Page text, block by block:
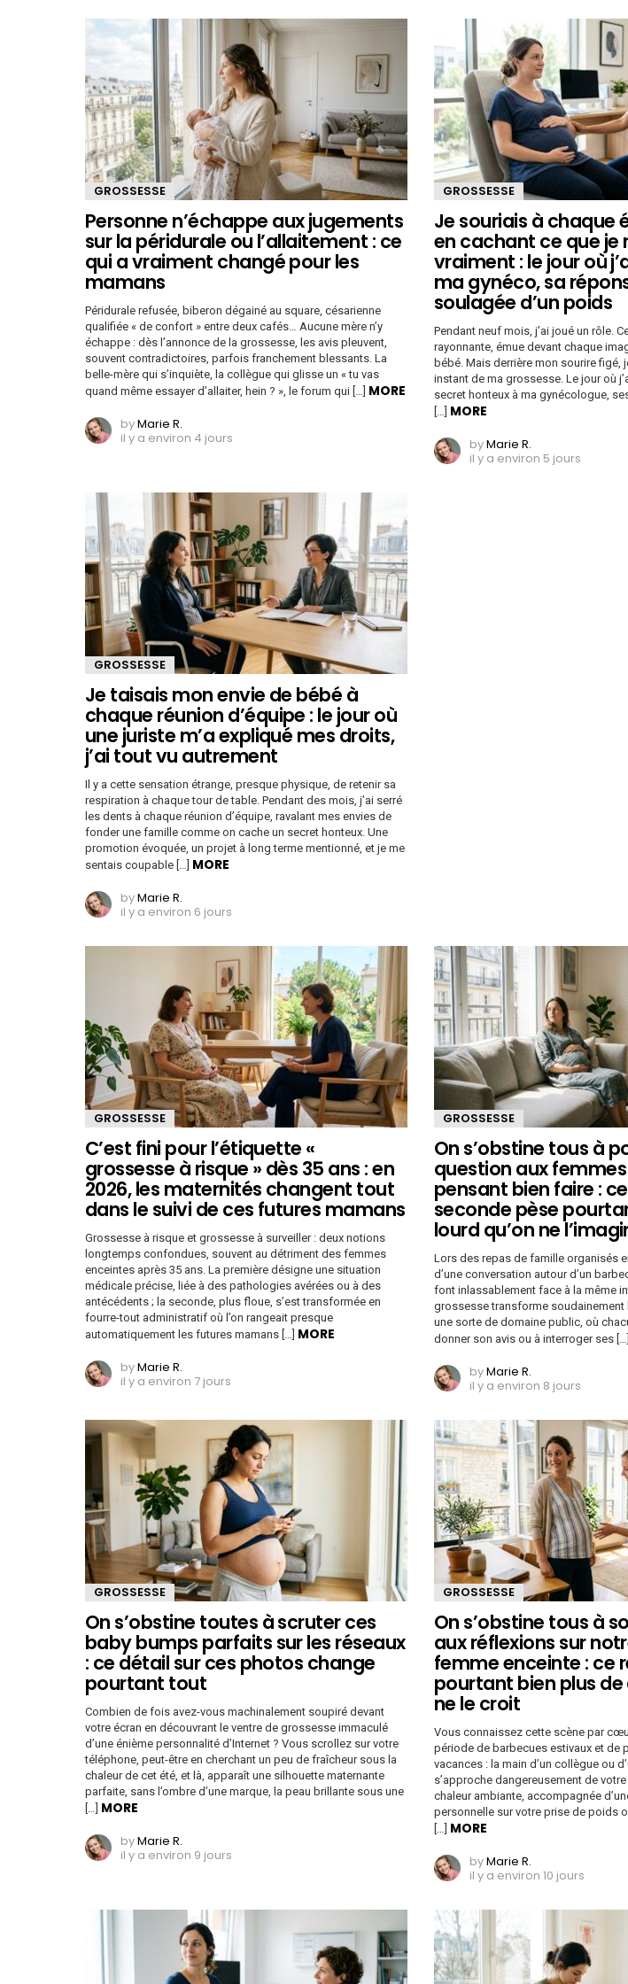
GROSSESSE
Personne n’échappe aux jugements
sur la péridurale ou l’allaitement : ce
qui a vraiment changé pour les
mamans
Péridurale refusée, biberon dégainé au square, césarienne
qualifiée « de confort » entre deux cafés… Aucune mère n’y
échappe : dès l’annonce de la grossesse, les avis pleuvent,
souvent contradictoires, parfois franchement blessants. La
belle-mère qui s’inquiète, la collègue qui glisse un « tu vas
quand même essayer d’allaiter, hein ? », le forum qui […] MORE
byMarie R.
il y a environ 4 jours
GROSSESSE
Je souriais à chaque
en cachant ce que je
vraiment : le jour où
ma gynéco, sa
soulagée d’un poids
Pendant neuf mois, j’ai joué un rôle.
rayonnante, émue devant chaque
bébé. Mais derrière mon sourire figé,
instant de ma grossesse. Le jour où
secret honteux à ma gynécologue,
[…] MORE
byMarie R.
il y a environ 5 jours
GROSSESSE
Je taisais mon envie de bébé à
chaque réunion d’équipe : le jour où
une juriste m’a expliqué mes droits,
j’ai tout vu autrement
Il y a cette sensation étrange, presque physique, de retenir sa
respiration à chaque tour de table. Pendant des mois, j’ai serré
les dents à chaque réunion d’équipe, ravalant mes envies de
fonder une famille comme on cache un secret honteux. Une
promotion évoquée, un projet à long terme mentionné, et je me
sentais coupable […] MORE
byMarie R.
il y a environ 6 jours
GROSSESSE
C’est fini pour l’étiquette «
grossesse à risque » dès 35 ans : en
2026, les maternités changent tout
dans le suivi de ces futures mamans
Grossesse à risque et grossesse à surveiller : deux notions
longtemps confondues, souvent au détriment des femmes
enceintes après 35 ans. La première désigne une situation
médicale précise, liée à des pathologies avérées ou à des
antécédents ; la seconde, plus floue, s’est transformée en
fourre-tout administratif où l’on rangeait presque
automatiquement les futures mamans […] MORE
byMarie R.
il y a environ 7 jours
GROSSESSE
On s’obstine tous à
question aux
pensant bien faire :
seconde pèse
lourd qu’on ne
Lors des repas de famille organisés
d’une conversation autour d’un
font inlassablement face à la même
grossesse transforme soudainement
une sorte de domaine public, où
donner son avis ou à interroger ses […]
byMarie R.
il y a environ 8 jours
GROSSESSE
On s’obstine toutes à scruter ces
baby bumps parfaits sur les réseaux
: ce détail sur ces photos change
pourtant tout
Combien de fois avez-vous machinalement soupiré devant
votre écran en découvrant le ventre de grossesse immaculé
d’une énième personnalité d’Internet ? Vous scrollez sur votre
téléphone, peut-être en cherchant un peu de fraîcheur sous la
chaleur de cet été, et là, apparaît une silhouette maternante
parfaite, sans l’ombre d’une marque, la peau brillante sous une
[…] MORE
byMarie R.
il y a environ 9 jours
GROSSESSE
On s’obstine tous à
aux réflexions sur
femme enceinte : ce
pourtant bien plus de
ne le croit
Vous connaissez cette scène par
période de barbecues estivaux et de
vacances : la main d’un collègue ou
s’approche dangereusement de
chaleur ambiante, accompagnée
personnelle sur votre prise de poids
[…] MORE
byMarie R.
il y a environ 10 jours